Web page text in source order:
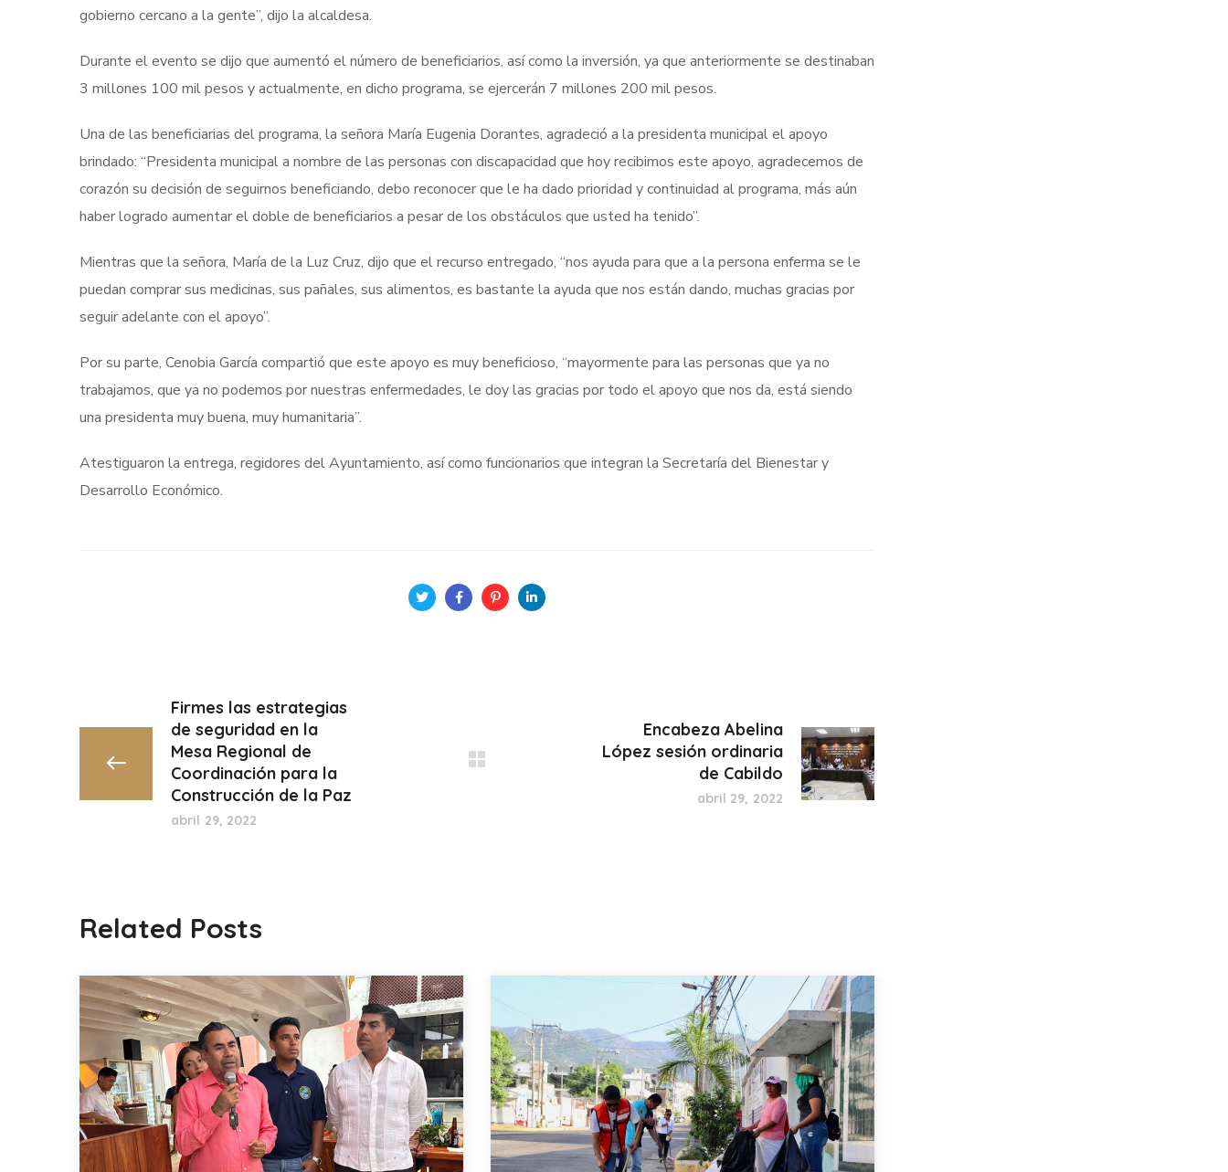
gobierno cercano a la gente”, dijo la alcaldesa.
Durante el evento se dijo que aumentó el número de beneficiarios, así como la inversión, ya que anteriormente se destinaban
3 millones 100 mil pesos y actualmente, en dicho programa, se ejercerán 7 millones 200 mil pesos.
Una de las beneficiarias del programa, la señora María Eugenia Dorantes, agradeció a la presidenta municipal el apoyo
brindado: “Presidenta municipal a nombre de las personas con discapacidad que hoy recibimos este apoyo, agradecemos de
corazón su decisión de seguirnos beneficiando, debo reconocer que le ha dado prioridad y continuidad al programa, más aún
haber logrado aumentar el doble de beneficiarios a pesar de los obstáculos que usted ha tenido”.
Mientras que la señora, María de la Luz Cruz, dijo que el recurso entregado, “nos ayuda para que a la persona enferma se le
puedan comprar sus medicinas, sus pañales, sus alimentos, es bastante la ayuda que nos están dando, muchas gracias por
seguir adelante con el apoyo”.
Por su parte, Cenobia García compartió que este apoyo es muy beneficioso, “mayormente para las personas que ya no
trabajamos, que ya no podemos por nuestras enfermedades, le doy las gracias por todo el apoyo que nos da, está siendo
una presidenta muy buena, muy humanitaria”.
Atestiguaron la entrega, regidores del Ayuntamiento, así como funcionarios que integran la Secretaría del Bienestar y
Desarrollo Económico.
Firmes las estrategias
de seguridad en la
Mesa Regional de
Coordinación para la
Construcción de la Paz
abril 29, 2022
Encabeza Abelina
López sesión ordinaria
de Cabildo
abril 29, 2022
Related Posts